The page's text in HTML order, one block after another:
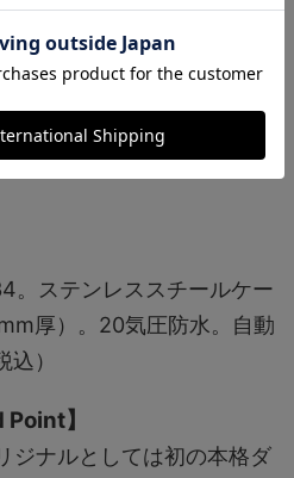
込み式リューズなど、ダ
な機能を満たしつつ、小振
きは非常に特徴的。数ある
かでも強烈な存在感を放っ
ステンレススチールケー
厚）。20気圧防水。自動
）
】
ジナルとしては初の本格ダ